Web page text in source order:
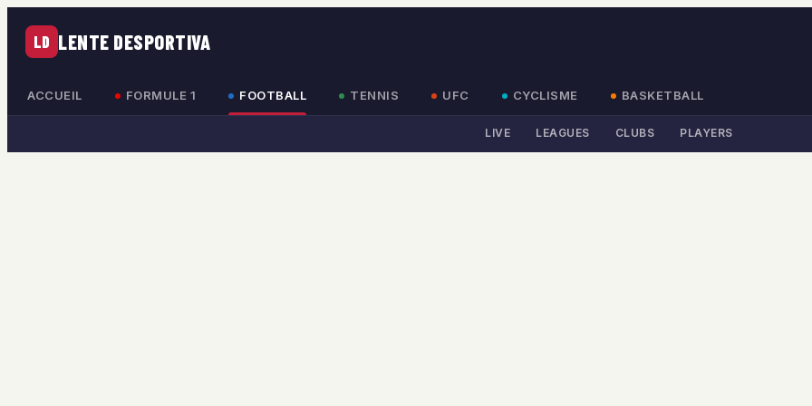
LD LENTE DESPORTIVA
ACCUEIL FORMULE 1 FOOTBALL TENNIS UFC CYCLISME BASKETBALL
LIVE LEAGUES CLUBS PLAYERS